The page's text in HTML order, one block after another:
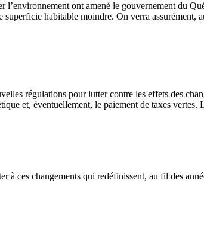
l’environnement ont amené le gouvernement du
habitable moindre. On verra assurément,
régulations pour lutter contre les effets des
et, éventuellement, le paiement de taxes
à ces changements qui redéfinissent, au fil des